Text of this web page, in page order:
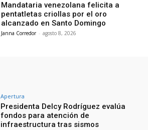
Mandataria venezolana felicita a
pentatletas criollas por el oro
alcanzado en Santo Domingo
Janna Corredor - agosto 8, 2026
Apertura
Presidenta Delcy Rodríguez evalúa
fondos para atención de
infraestructura tras sismos